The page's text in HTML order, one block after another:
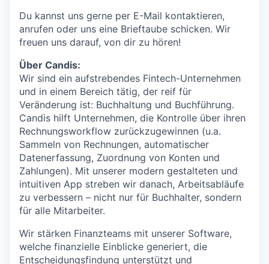
Du kannst uns gerne per E-Mail kontaktieren,
anrufen oder uns eine Brieftaube schicken. Wir
freuen uns darauf, von dir zu hören!
Über Candis:
Wir sind ein aufstrebendes Fintech-Unternehmen
und in einem Bereich tätig, der reif für
Veränderung ist: Buchhaltung und Buchführung.
Candis hilft Unternehmen, die Kontrolle über ihren
Rechnungsworkflow zurückzugewinnen (u.a.
Sammeln von Rechnungen, automatischer
Datenerfassung, Zuordnung von Konten und
Zahlungen). Mit unserer modern gestalteten und
intuitiven App streben wir danach, Arbeitsabläufe
zu verbessern – nicht nur für Buchhalter, sondern
für alle Mitarbeiter.
Wir stärken Finanzteams mit unserer Software,
welche finanzielle Einblicke generiert, die
Entscheidungsfindung unterstützt und